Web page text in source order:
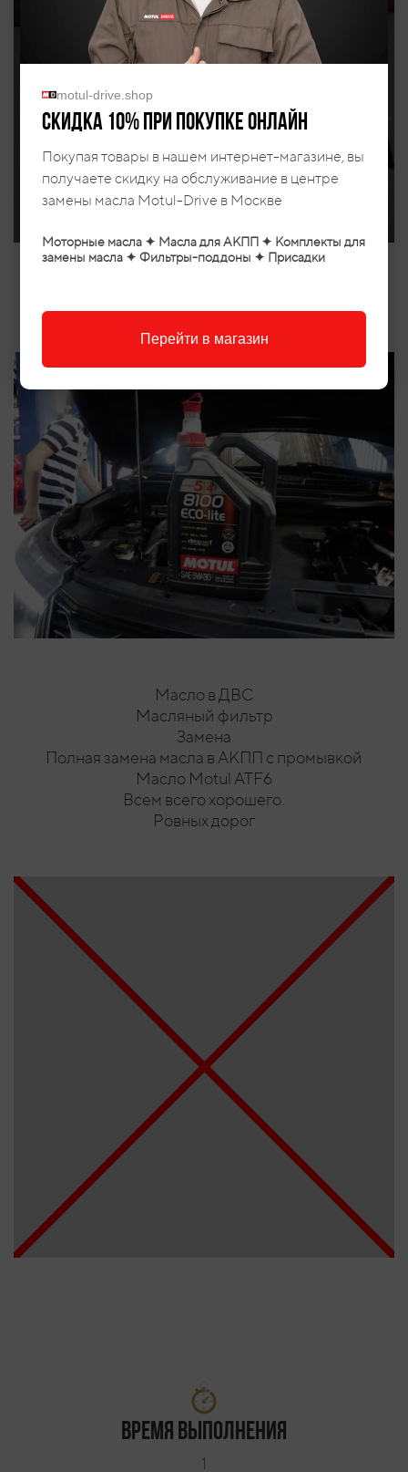
Масло в ДВС
Масляный фильтр
Замена
Полная замена масла в АКПП с промывкой
Масло Motul ATF6
Всем всего хорошего.
Ровных дорог
Время выполнения
1
motul-drive.shop
Скидка 10% при покупке онлайн
Покупая товары в нашем интернет-магазине, вы
получаете скидку на обслуживание в центре
замены масла Motul-Drive в Москве
Моторные масла ✦ Масла для АКПП ✦ Комплекты для
замены масла ✦ Фильтры-поддоны ✦ Присадки
Перейти в магазин